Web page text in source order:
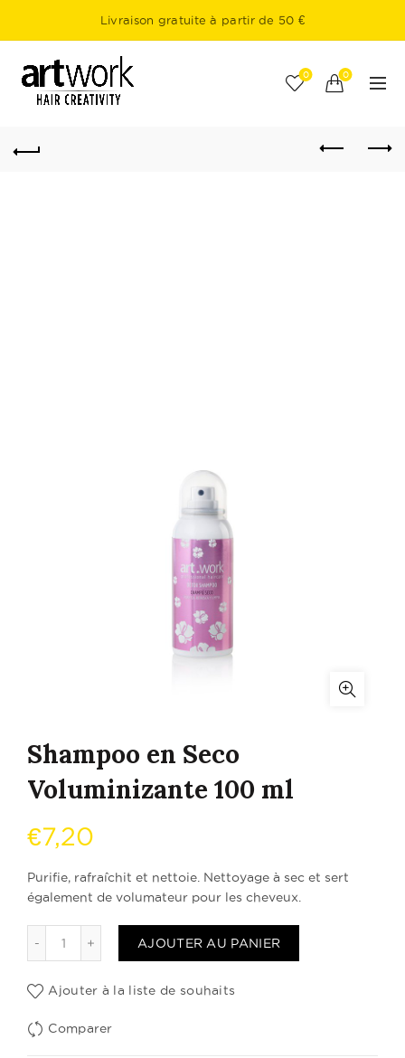
Livraison gratuite à partir de 50 €
0 0
Shampoo en Seco
Voluminizante 100 ml
€7,20
Purifie, rafraîchit et nettoie. Nettoyage à sec et sert
également de volumateur pour les cheveux.
AJOUTER AU PANIER
Ajouter à la liste de souhaits
Comparer